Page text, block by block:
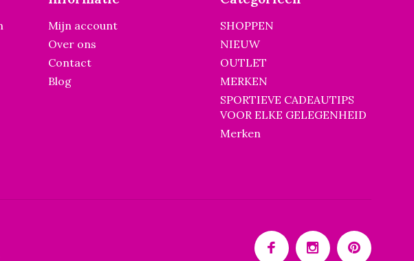
Mijn account
Over ons
Contact
Blog
SHOPPEN
NIEUW
OUTLET
MERKEN
SPORTIEVE CADEAUTIPS
VOOR ELKE GELEGENHEID
Merken